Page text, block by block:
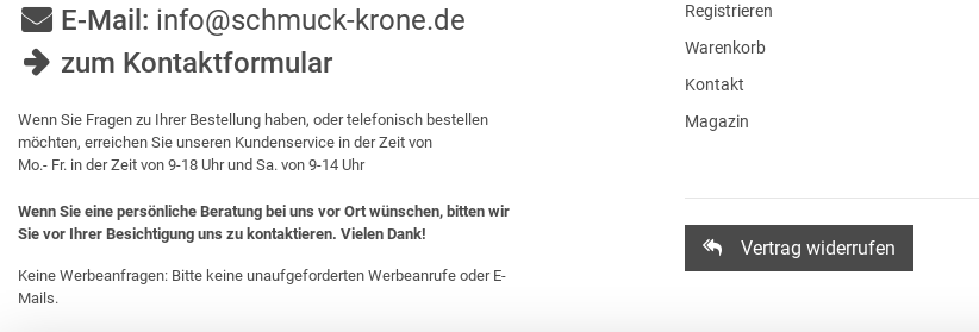
E-Mail: info@schmuck-krone.de
zum Kontaktformular
Wenn Sie Fragen zu Ihrer Bestellung haben, oder telefonisch bestellen
möchten, erreichen Sie unseren Kundenservice in der Zeit von
Mo.- Fr. in der Zeit von 9-18 Uhr und Sa. von 9-14 Uhr
Wenn Sie eine persönliche Beratung bei uns vor Ort wünschen, bitten wir
Sie vor Ihrer Besichtigung uns zu kontaktieren. Vielen Dank!
Keine Werbeanfragen: Bitte keine unaufgeforderten Werbeanrufe oder E-
Mails.
Registrieren
Warenkorb
Kontakt
Magazin
Vertrag widerrufen